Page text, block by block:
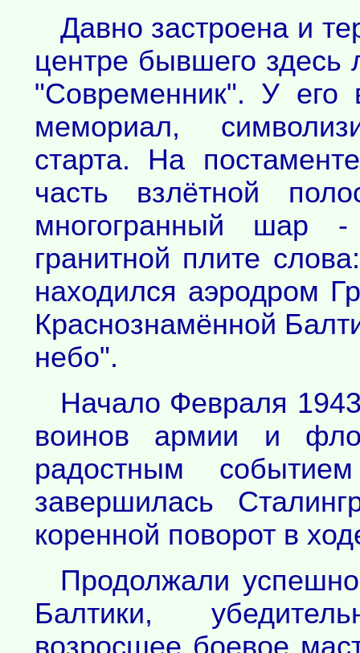
Давно застроена и
центре бывшего здесь
"Современник". У его
мемориал,
старта. На
часть взлётной
многогранный шар
гранитной плите
находился аэродром
Краснознамённой
небо".
Начало Февраля
воинов армии и
радостным
завершилась
коренной поворот в
Продолжали
Балтики,